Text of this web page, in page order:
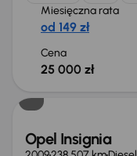
Miesięczna rata
od 149 zł
Cena
25 000 zł
Taniej o 500 zł
Opel Insignia